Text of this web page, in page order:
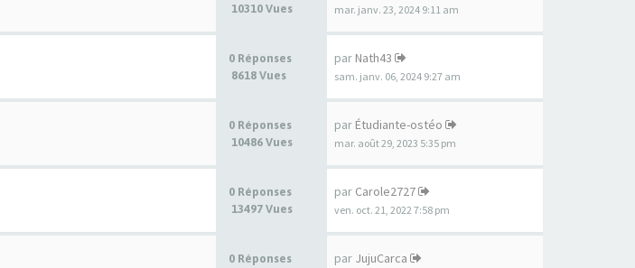
10310 Vues
mar. janv. 23, 2024 9:11 am
0 Réponses
8618 Vues
par Nath43
sam. janv. 06, 2024 9:27 am
0 Réponses
10486 Vues
par Étudiante-ostéo
mar. août 29, 2023 5:35 pm
0 Réponses
13497 Vues
par Carole2727
ven. oct. 21, 2022 7:58 pm
0 Réponses
par JujuCarca